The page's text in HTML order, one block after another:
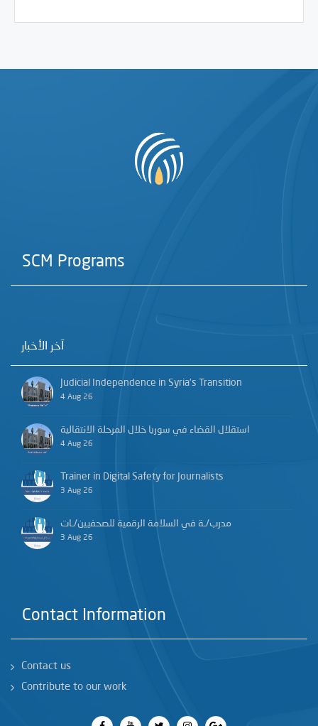
SCM Programs
آخر الأخبار
Judicial Independence in Syria’s Transition
4 Aug 26
استقلال القضاء في سوريا خلال المرحلة الانتقالية
4 Aug 26
Trainer in Digital Safety for Journalists
3 Aug 26
مدرب/ـة في السلامة الرقمية للصحفيين/ـات
3 Aug 26
Contact Information
Contact us
Contribute to our work